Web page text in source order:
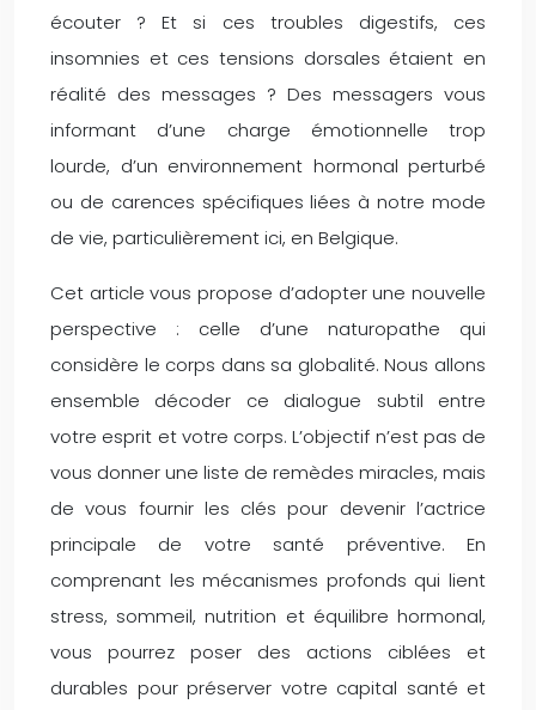
écouter ? Et si ces troubles digestifs, ces
insomnies et ces tensions dorsales étaient en
réalité des messages ? Des messagers vous
informant d’une charge émotionnelle trop
lourde, d’un environnement hormonal perturbé
ou de carences spécifiques liées à notre mode
de vie, particulièrement ici, en Belgique.
Cet article vous propose d’adopter une nouvelle
perspective : celle d’une naturopathe qui
considère le corps dans sa globalité. Nous allons
ensemble décoder ce dialogue subtil entre
votre esprit et votre corps. L’objectif n’est pas de
vous donner une liste de remèdes miracles, mais
de vous fournir les clés pour devenir l’actrice
principale de votre santé préventive. En
comprenant les mécanismes profonds qui lient
stress, sommeil, nutrition et équilibre hormonal,
vous pourrez poser des actions ciblées et
durables pour préserver votre capital santé et